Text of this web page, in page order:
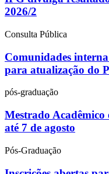
2026/2
Consulta Pública
Comunidades
para atualização do
pós-graduação
Mestrado Acadêmico
até 7 de agosto
Pós-Graduação